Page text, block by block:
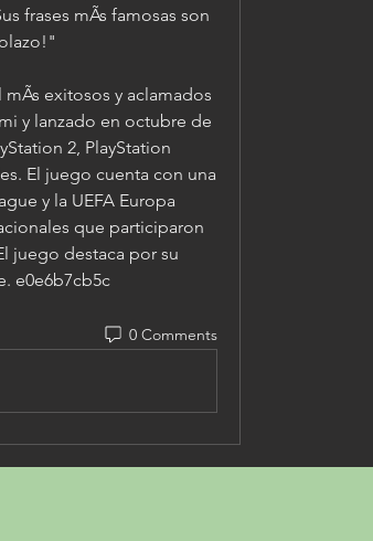
frases mÃs famosas son
exitosos y aclamados
y lanzado en octubre de
2, PlayStation
El juego cuenta con una
y la UEFA Europa
que participaron
juego destaca por su
e0e6b7cb5c
0 Comments